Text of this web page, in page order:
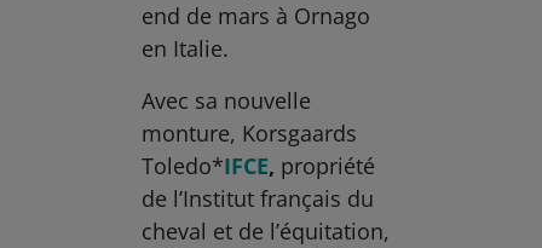
end de mars à Ornago
en Italie.
Avec sa nouvelle
monture, Korsgaards
Toledo*IFCE, propriété
de l’Institut français du
cheval et de l’équitation,